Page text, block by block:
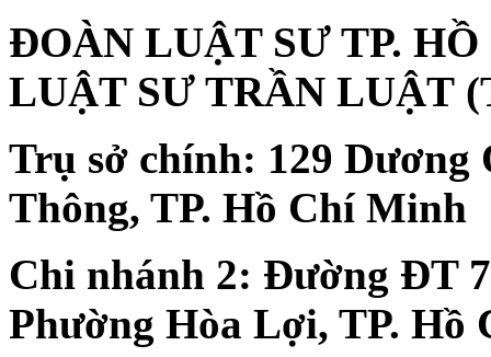
ĐOÀN LUẬT SƯ TP.
LUẬT SƯ TRẦN LUẬT
Trụ sở chính: 129 Dương
Thông, TP. Hồ Chí Minh
Chi nhánh 2: Đường ĐT
Phường Hòa Lợi, TP. Hồ